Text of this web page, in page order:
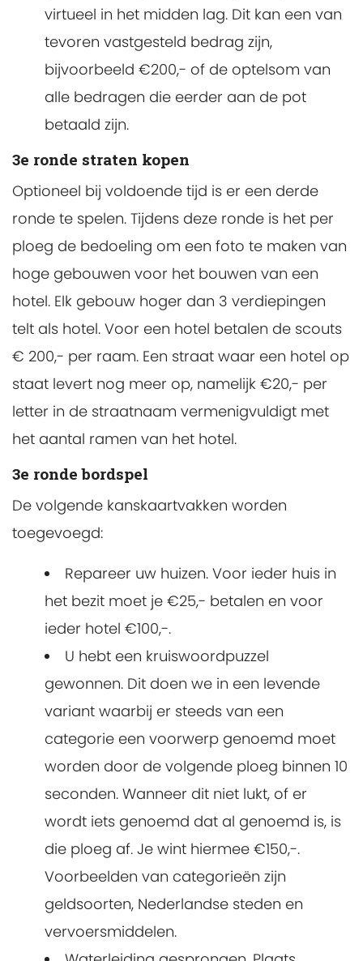
virtueel in het midden lag. Dit kan een van
tevoren vastgesteld bedrag zijn,
bijvoorbeeld €200,- of de optelsom van
alle bedragen die eerder aan de pot
betaald zijn.
3e ronde straten kopen
Optioneel bij voldoende tijd is er een derde
ronde te spelen. Tijdens deze ronde is het per
ploeg de bedoeling om een foto te maken van
hoge gebouwen voor het bouwen van een
hotel. Elk gebouw hoger dan 3 verdiepingen
telt als hotel. Voor een hotel betalen de scouts
€ 200,- per raam. Een straat waar een hotel op
staat levert nog meer op, namelijk €20,- per
letter in de straatnaam vermenigvuldigt met
het aantal ramen van het hotel.
3e ronde bordspel
De volgende kanskaartvakken worden
toegevoegd:
Repareer uw huizen. Voor ieder huis in
het bezit moet je €25,- betalen en voor
ieder hotel €100,-.
U hebt een kruiswoordpuzzel
gewonnen. Dit doen we in een levende
variant waarbij er steeds van een
categorie een voorwerp genoemd moet
worden door de volgende ploeg binnen 10
seconden. Wanneer dit niet lukt, of er
wordt iets genoemd dat al genoemd is, is
die ploeg af. Je wint hiermee €150,-.
Voorbeelden van categorieën zijn
geldsoorten, Nederlandse steden en
vervoersmiddelen.